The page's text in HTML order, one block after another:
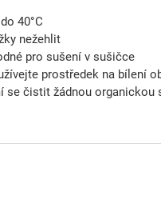
40°C
nežehlit
pro sušení v sušičce
prostředek na bílení
se čistit žádnou organickou